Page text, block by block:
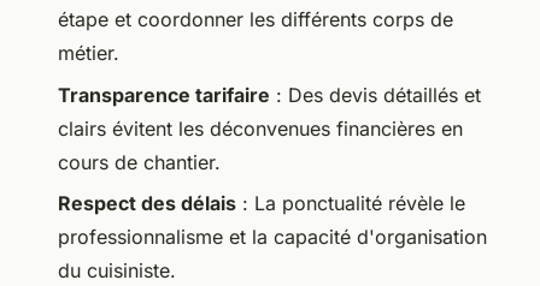
étape et coordonner les différents corps de
métier.
Transparence tarifaire : Des devis détaillés et
clairs évitent les déconvenues financières en
cours de chantier.
Respect des délais : La ponctualité révèle le
professionnalisme et la capacité d'organisation
du cuisiniste.